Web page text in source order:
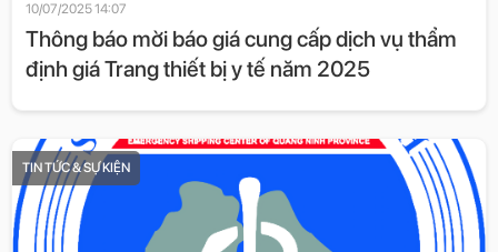
10/07/2025 14:07
Thông báo mời báo giá cung cấp dịch vụ thẩm
định giá Trang thiết bị y tế năm 2025
TIN TỨC & SỰ KIỆN